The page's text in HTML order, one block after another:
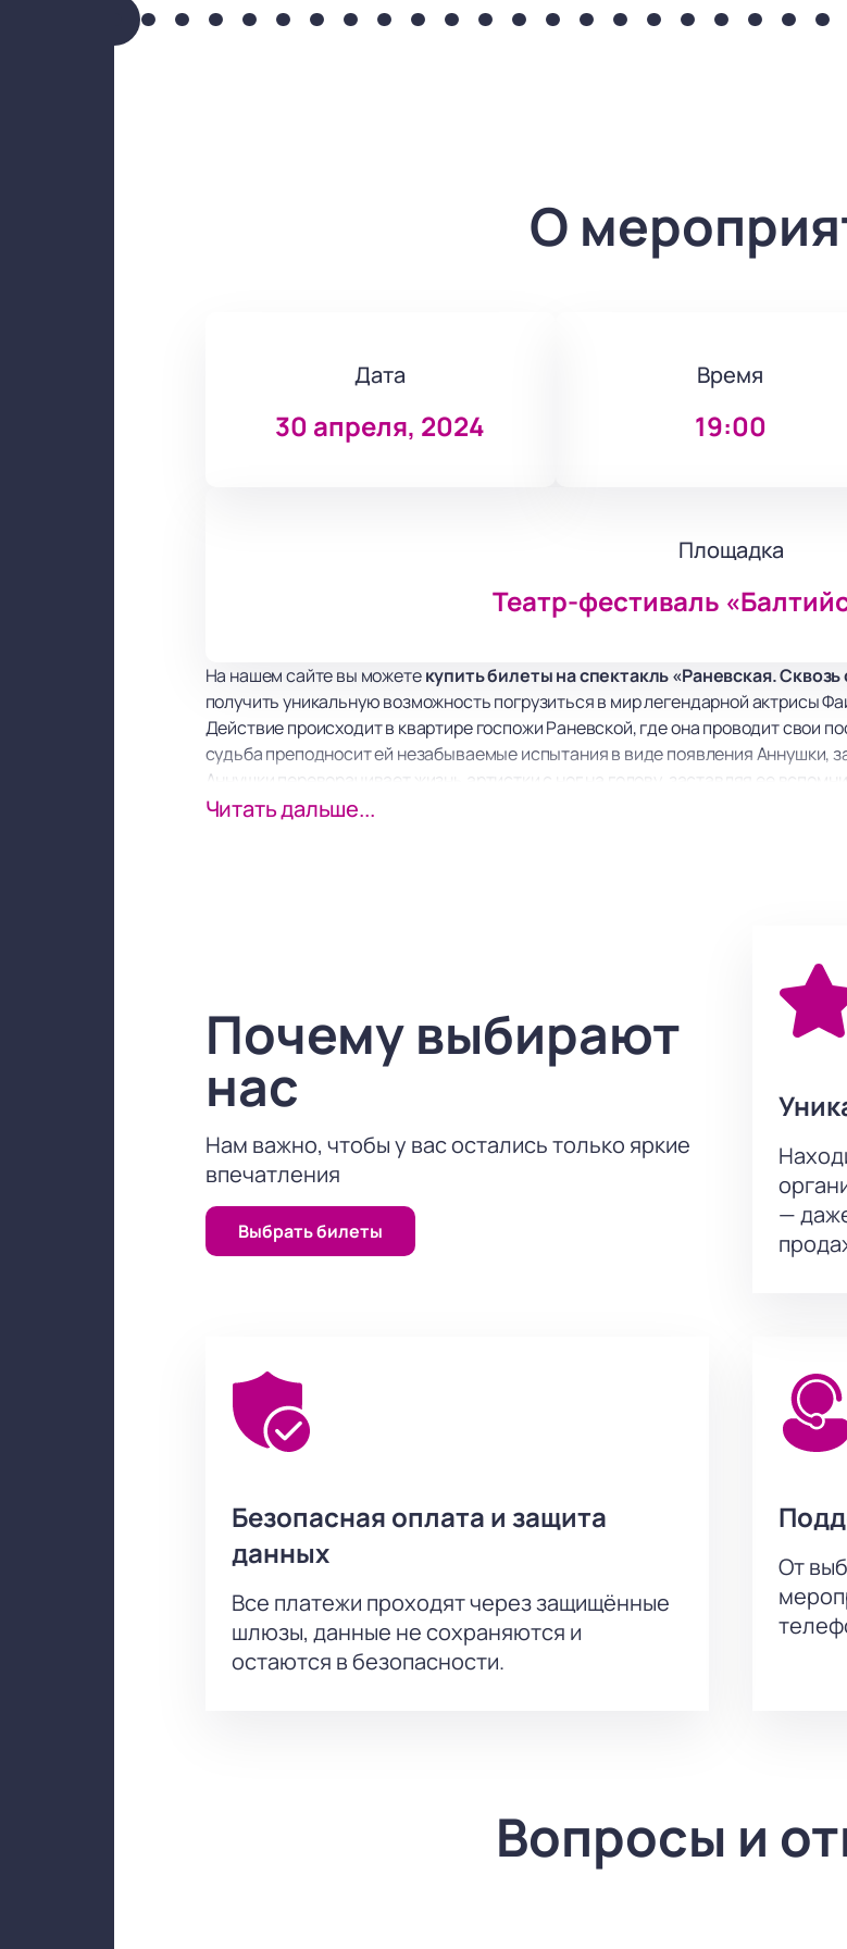
О
Дата
30 апреля, 2024
Время
19:00
Площадка
Театр-фестиваль
На нашем сайте вы можетекупить билеты на спектакль «Раневская.
получить уникальную возможность погрузиться в мир легендарной актрисы
Действие происходит в квартире госпожи Раневской, где она проводит свои
судьба преподносит ей незабываемые испытания в виде появления Аннушки,
Аннушки переворачивает жизнь артистки с ног на голову, заставляя ее
переживаниям.
Читать дальше...
Почему выбирают
нас
Нам важно, чтобы у вас остались только яркие
впечатления
Выбрать билеты
—
Безопасная оплата и защита
данных
Все платежи проходят через защищённые
шлюзы, данные не сохраняются и
остаются в безопасности.
От
Вопросы и